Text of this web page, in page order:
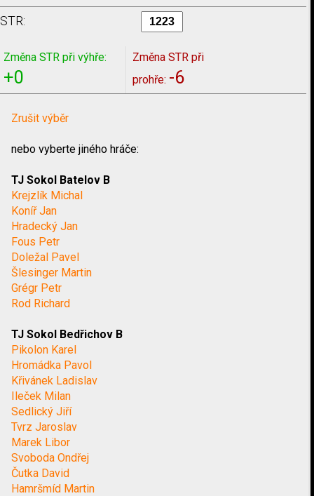
STR:
Změna STR při výhře:
+0
Změna STR při
prohře: -6
Zrušit výběr
nebo vyberte jiného hráče:
TJ Sokol Batelov B
Krejzlík Michal
Koníř Jan
Hradecký Jan
Fous Petr
Doležal Pavel
Šlesinger Martin
Grégr Petr
Rod Richard
TJ Sokol Bedřichov B
Pikolon Karel
Hromádka Pavol
Křivánek Ladislav
Ileček Milan
Sedlický Jiří
Tvrz Jaroslav
Marek Libor
Svoboda Ondřej
Čutka David
Hamršmíd Martin